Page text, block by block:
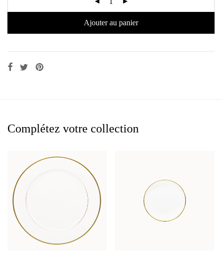
Ajouter au panier
Complétez votre collection